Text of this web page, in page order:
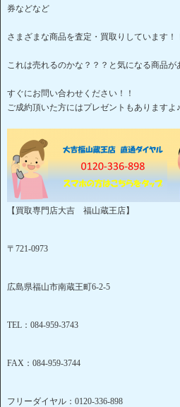
券などなど
さまざまな商品を査定・買取りしています！
これは売れるのかな？？？と気になる商品が
すぐにお問い合わせください！！
ご成約頂いた方にはプレゼントもありますよ♪
【買取専門店大吉 福山蔵王店】
〒721-0973
広島県福山市南蔵王町6-2-5
TEL：084-959-3743
FAX：084-959-3744
フリーダイヤル：0120-336-898